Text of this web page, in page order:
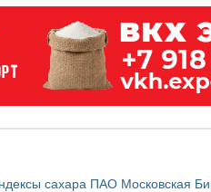
сахара ПАО Московская